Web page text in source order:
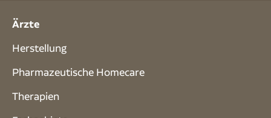
Ärzte
Herstellung
Pharmazeutische Homecare
Therapien